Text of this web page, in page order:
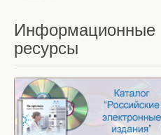
Информационные
ресурсы